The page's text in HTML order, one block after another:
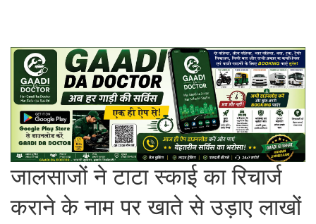
जालसाजों ने टाटा स्काई का रिचार्ज
कराने के नाम पर खाते से उड़ाए लाखों